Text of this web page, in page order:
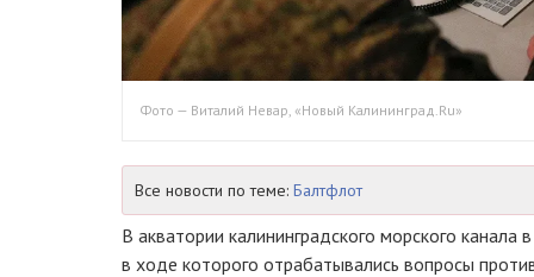
Фото — Виталий Невар, «Новый Калининград.Ru»
Все новости по теме: Балтфлот
В акватории калининградского морского канала
в ходе которого отрабатывались вопросы